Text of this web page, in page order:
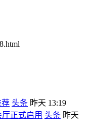
荐 头条 昨天 13:19
正式启用 头条 昨天